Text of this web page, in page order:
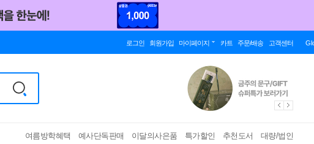
로그인 회원가입 마이페이지 카트 주문/배송 고객센터
여름방학혜택 예사단독판매 이달의사은품 특가할인 추천도서 대량/법인